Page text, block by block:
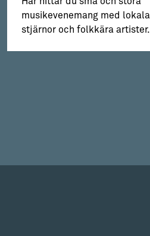
musikevenemang med lokala
stjärnor och folkkära artister.